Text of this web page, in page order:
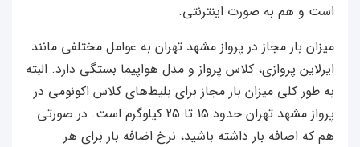
است و هم به صورت اینترنتی.
میزان بار مجاز در پرواز مشهد تهران به عوامل مختلفی مانند
ایرلاین پروازی، کلاس پرواز و مدل هواپیما بستگی دارد. البته
به طور کلی میزان بار مجاز برای بلیط‌های کلاس اکونومی در
پرواز مشهد تهران حدود 15 تا 25 کیلوگرم است. در صورتی
هم که اضافه بار داشته باشید، نرخ اضافه بار برای هر